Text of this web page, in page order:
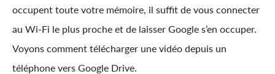
occupent toute votre mémoire, il suffit de vous connecter
au Wi-Fi le plus proche et de laisser Google s’en occuper.
Voyons comment télécharger une vidéo depuis un
téléphone vers Google Drive.